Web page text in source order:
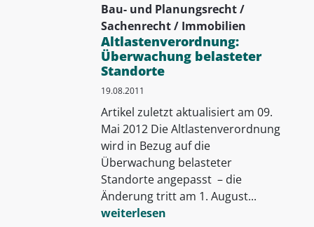
Bau- und Planungsrecht /
Sachenrecht / Immobilien
Altlastenverordnung:
Überwachung belasteter
Standorte
19.08.2011
Artikel zuletzt aktualisiert am 09.
Mai 2012 Die Altlastenverordnung
wird in Bezug auf die
Überwachung belasteter
Standorte angepasst – die
Änderung tritt am 1. August...
weiterlesen